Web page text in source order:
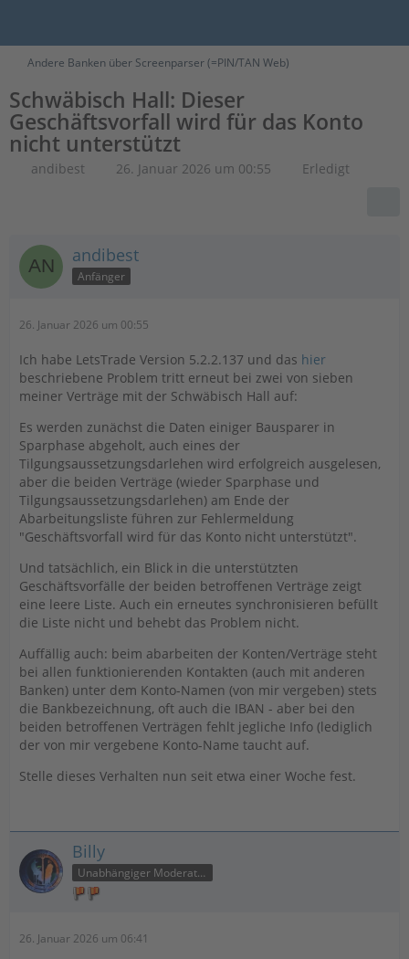
Andere Banken über Screenparser (=PIN/TAN Web)
Schwäbisch Hall: Dieser
Geschäftsvorfall wird für das Konto
nicht unterstützt
andibest 26. Januar 2026 um 00:55 Erledigt
andibest
Anfänger
26. Januar 2026 um 00:55
Ich habe LetsTrade Version 5.2.2.137 und das hier
beschriebene Problem tritt erneut bei zwei von sieben
meiner Verträge mit der Schwäbisch Hall auf:
Es werden zunächst die Daten einiger Bausparer in
Sparphase abgeholt, auch eines der
Tilgungsaussetzungsdarlehen wird erfolgreich ausgelesen,
aber die beiden Verträge (wieder Sparphase und
Tilgungsaussetzungsdarlehen) am Ende der
Abarbeitungsliste führen zur Fehlermeldung
"Geschäftsvorfall wird für das Konto nicht unterstützt".
Und tatsächlich, ein Blick in die unterstützten
Geschäftsvorfälle der beiden betroffenen Verträge zeigt
eine leere Liste. Auch ein erneutes synchronisieren befüllt
die Liste nicht und behebt das Problem nicht.
Auffällig auch: beim abarbeiten der Konten/Verträge steht
bei allen funktionierenden Kontakten (auch mit anderen
Banken) unter dem Konto-Namen (von mir vergeben) stets
die Bankbezeichnung, oft auch die IBAN - aber bei den
beiden betroffenen Verträgen fehlt jegliche Info (lediglich
der von mir vergebene Konto-Name taucht auf.
Stelle dieses Verhalten nun seit etwa einer Woche fest.
Billy
Unabhängiger Moderator
26. Januar 2026 um 06:41